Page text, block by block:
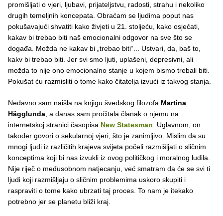
promišljati o vjeri, ljubavi, prijateljstvu, radosti, strahu i nekoliko
drugih temeljnih koncepata. Obraćam se ljudima poput nas
pokušavajući shvatiti kako živjeti u 21. stoljeću, kako osjećati,
kakav bi trebao biti naš emocionalni odgovor na sve što se
događa. Možda ne kakav bi „trebao biti“... Ustvari, da, baš to,
kakv bi trebao biti. Jer svi smo ljuti, uplašeni, depresivni, ali
možda to nije ono emocionalno stanje u kojem bismo trebali biti.
Pokušat ću razmisliti o tome kako čitatelja izvući iz takvog stanja.
Nedavno sam naišla na knjigu švedskog filozofa Martina
Hägglunda, a danas sam pročitala članak o njemu na
internetskoj stranici časopisa New Statesman. Uglavnom, on
također govori o sekularnoj vjeri, što je zanimljivo. Mislim da su
mnogi ljudi iz različitih krajeva svijeta počeli razmišljati o sličnim
konceptima koji bi nas izvukli iz ovog političkog i moralnog ludila.
Nije riječ o međusobnom natjecanju, već smatram da će se svi ti
ljudi koji razmišljaju o sličnim problemima uskoro skupiti i
raspraviti o tome kako ubrzati taj proces. To nam je itekako
potrebno jer se planetu bliži kraj.